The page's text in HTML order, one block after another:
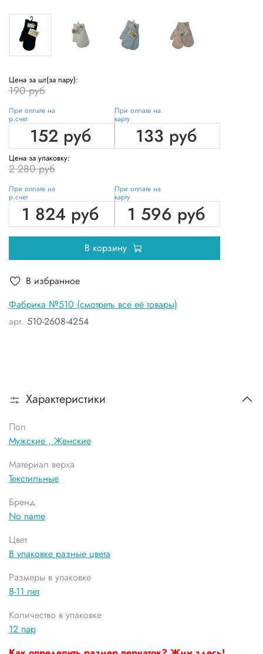
Фабрика №510 (смотреть все её товары)
арт. 510-2608-4254
Цена за шт(за пару):
190 руб
При оплате на
р.счет
152 руб
При оплате на
карту
133 руб
Цена за упаковку:
2 280 руб
При оплате на
р.счет
1 824 руб
При оплате на
карту
1 596 руб
В корзину
В избранное
Характеристики
Пол
Мужские , Женские
Материал верха
Текстильные
Бренд
No name
Цвет
В упаковке разные цвета
Размеры в упаковке
8-11 лет
Количество в упаковке
12 пар